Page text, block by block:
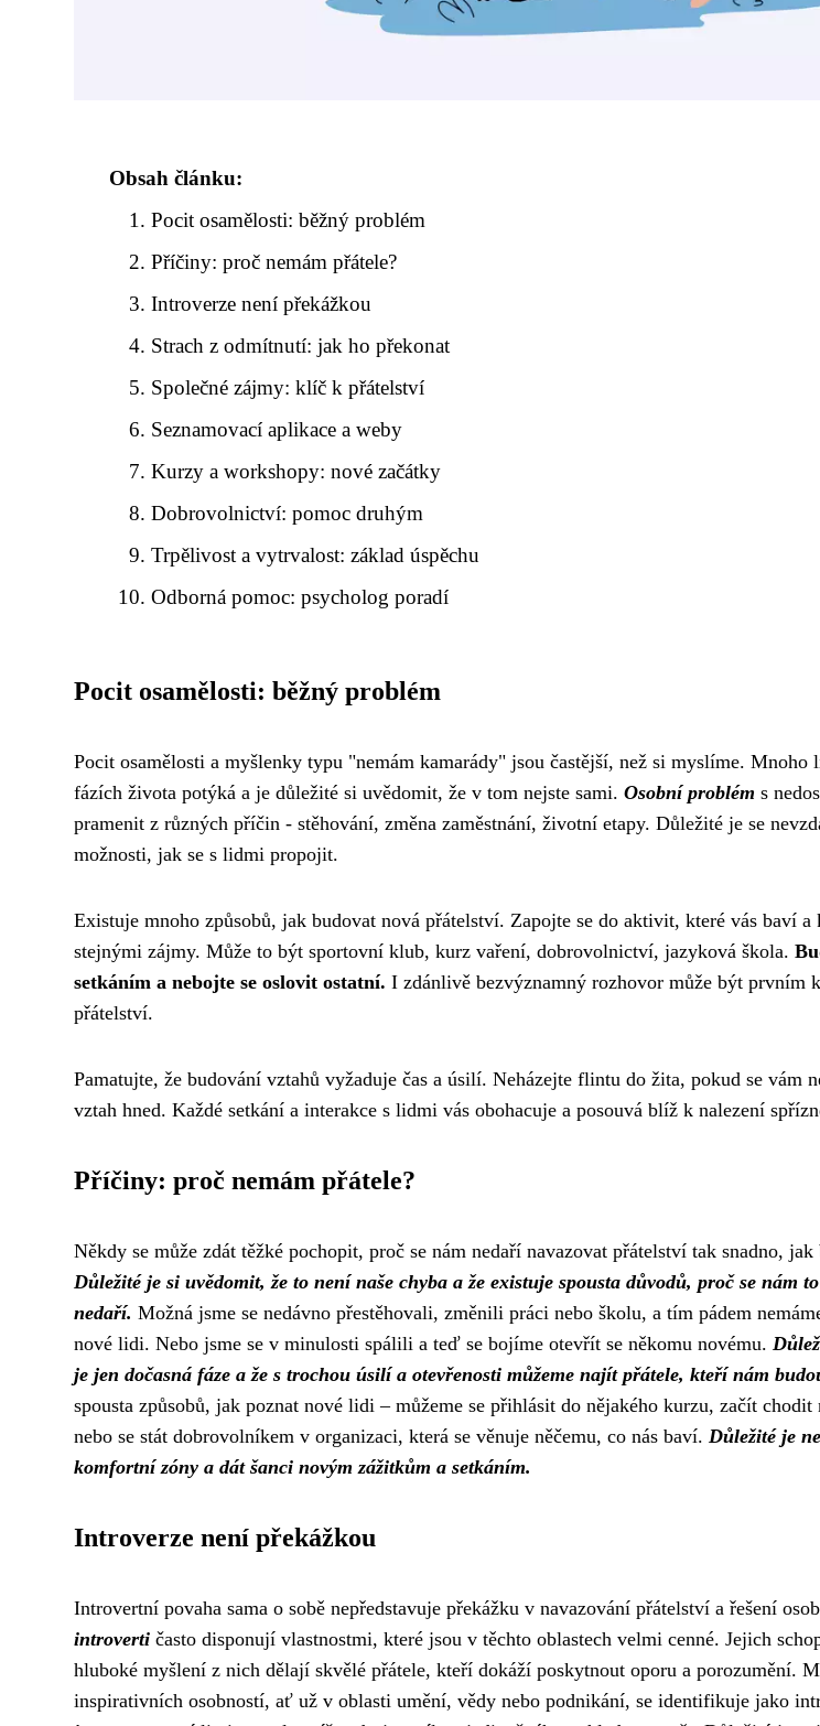
Obsah článku:
Pocit osamělosti: běžný problém
Příčiny: proč nemám přátele?
Introverze není překážkou
Strach z odmítnutí: jak ho překonat
Společné zájmy: klíč k přátelství
Seznamovací aplikace a weby
Kurzy a workshopy: nové začátky
Dobrovolnictví: pomoc druhým
Trpělivost a vytrvalost: základ úspěchu
Odborná pomoc: psycholog poradí
Pocit osamělosti: běžný problém
Pocit osamělosti a myšlenky typu "nemám kamarády" jsou častější, než si myslíme. Mnoho
fázích života potýká a je důležité si uvědomit, že v tom nejste sami. Osobní problém s
pramenit z různých příčin - stěhování, změna zaměstnání, životní etapy. Důležité je se
možnosti, jak se s lidmi propojit.
Existuje mnoho způsobů, jak budovat nová přátelství. Zapojte se do aktivit, které vás baví a
stejnými zájmy. Může to být sportovní klub, kurz vaření, dobrovolnictví, jazyková škola.
setkáním a nebojte se oslovit ostatní. I zdánlivě bezvýznamný rozhovor může být prvním
přátelství.
Pamatujte, že budování vztahů vyžaduje čas a úsilí. Neházejte flintu do žita, pokud se vám
vztah hned. Každé setkání a interakce s lidmi vás obohacuje a posouvá blíž k nalezení
Příčiny: proč nemám přátele?
Někdy se může zdát těžké pochopit, proč se nám nedaří navazovat přátelství tak snadno,
Důležité je si uvědomit, že to není naše chyba a že existuje spousta důvodů, proč se nám
nedaří. Možná jsme se nedávno přestěhovali, změnili práci nebo školu, a tím pádem
nové lidi. Nebo jsme se v minulosti spálili a teď se bojíme otevřít se někomu novému.
je jen dočasná fáze a že s trochou úsilí a otevřenosti můžeme najít přátele, kteří nám
spousta způsobů, jak poznat nové lidi – můžeme se přihlásit do nějakého kurzu, začít
nebo se stát dobrovolníkem v organizaci, která se věnuje něčemu, co nás baví. Důležité je
komfortní zóny a dát šanci novým zážitkům a setkáním.
Introverze není překážkou
Introvertní povaha sama o sobě nepředstavuje překážku v navazování přátelství a řešení
introverti často disponují vlastnostmi, které jsou v těchto oblastech velmi cenné. Jejich
hluboké myšlení z nich dělají skvělé přátele, kteří dokáží poskytnout oporu a porozumění.
inspirativních osobností, ať už v oblasti umění, vědy nebo podnikání, se identifikuje jako